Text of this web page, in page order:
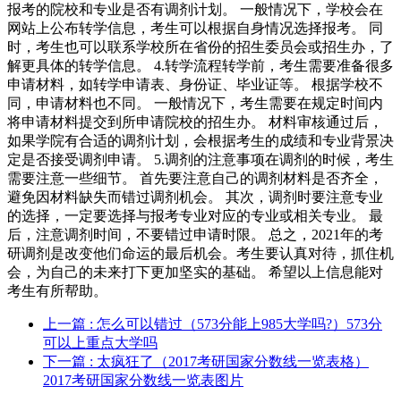
报考的院校和专业是否有调剂计划。 一般情况下，学校会在
网站上公布转学信息，考生可以根据自身情况选择报考。 同
时，考生也可以联系学校所在省份的招生委员会或招生办，了
解更具体的转学信息。 4.转学流程转学前，考生需要准备很多
申请材料，如转学申请表、身份证、毕业证等。 根据学校不
同，申请材料也不同。 一般情况下，考生需要在规定时间内
将申请材料提交到所申请院校的招生办。 材料审核通过后，
如果学院有合适的调剂计划，会根据考生的成绩和专业背景决
定是否接受调剂申请。 5.调剂的注意事项在调剂的时候，考生
需要注意一些细节。 首先要注意自己的调剂材料是否齐全，
避免因材料缺失而错过调剂机会。 其次，调剂时要注意专业
的选择，一定要选择与报考专业对应的专业或相关专业。 最
后，注意调剂时间，不要错过申请时限。 总之，2021年的考
研调剂是改变他们命运的最后机会。考生要认真对待，抓住机
会，为自己的未来打下更加坚实的基础。 希望以上信息能对
考生有所帮助。
上一篇 : 怎么可以错过（573分能上985大学吗?）573分
可以上重点大学吗
下一篇 : 太疯狂了（2017考研国家分数线一览表格）
2017考研国家分数线一览表图片